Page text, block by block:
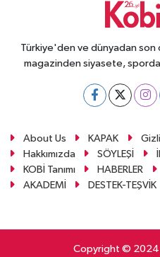
Türkiye'den ve dünyadan son
magazinden siyasete,
About Us KAPAK
Hakkımızda
SÖYLEŞİ
KOBİ Tanımı
HABERLER
AKADEMİ
DESTEK-TEŞVİK
Copyright © 2024.